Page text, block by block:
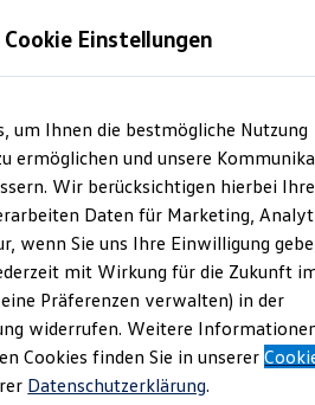
Cookie Einstellungen
um Ihnen die bestmögliche Nutzung
ermöglichen und unsere
Wir berücksichtigen hierbei Ihre
Daten für Marketing,
wenn Sie uns Ihre Einwilligung
mit Wirkung für die Zukunft
Präferenzen verwalten) in der
widerrufen. Weitere
Cookies finden Sie in unserer
Datenschutzerklärung.